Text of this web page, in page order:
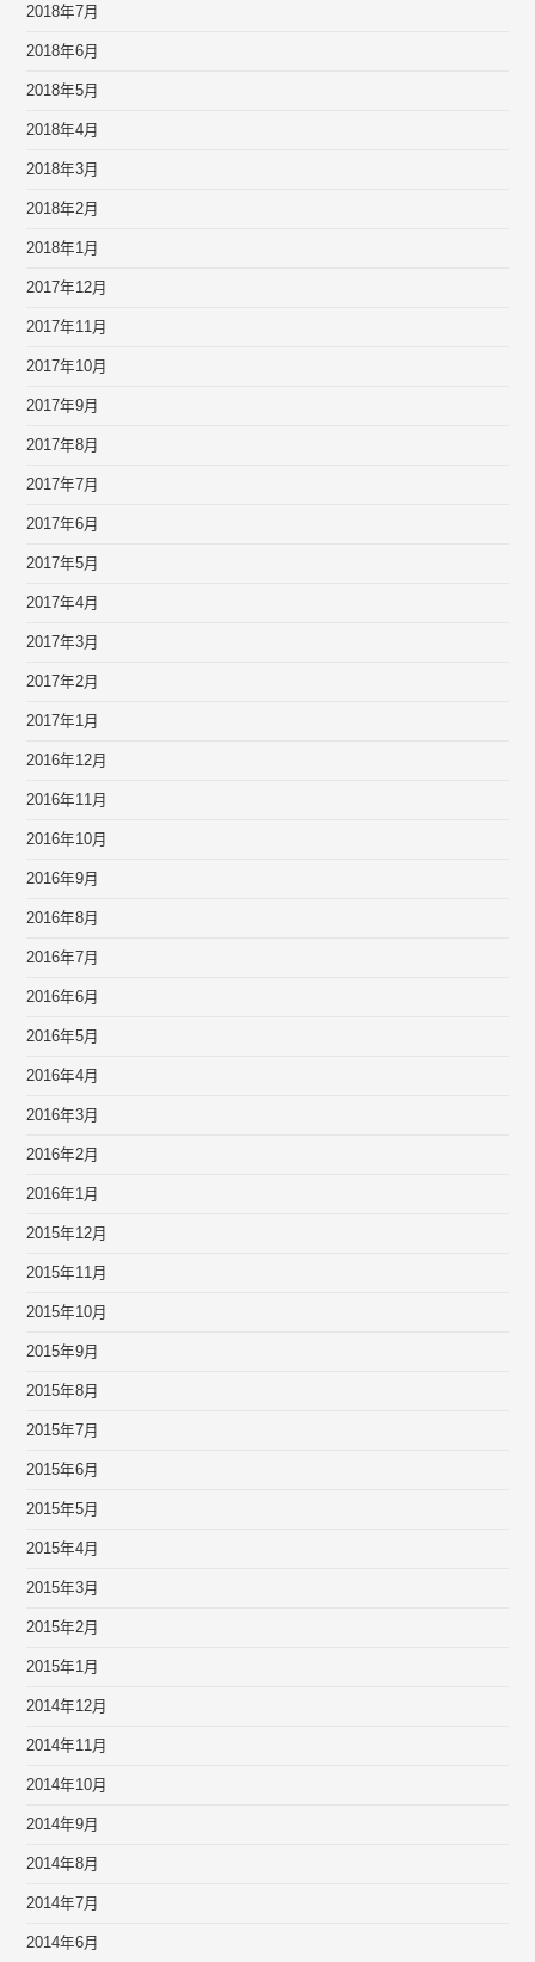
2018年7月
2018年6月
2018年5月
2018年4月
2018年3月
2018年2月
2018年1月
2017年12月
2017年11月
2017年10月
2017年9月
2017年8月
2017年7月
2017年6月
2017年5月
2017年4月
2017年3月
2017年2月
2017年1月
2016年12月
2016年11月
2016年10月
2016年9月
2016年8月
2016年7月
2016年6月
2016年5月
2016年4月
2016年3月
2016年2月
2016年1月
2015年12月
2015年11月
2015年10月
2015年9月
2015年8月
2015年7月
2015年6月
2015年5月
2015年4月
2015年3月
2015年2月
2015年1月
2014年12月
2014年11月
2014年10月
2014年9月
2014年8月
2014年7月
2014年6月